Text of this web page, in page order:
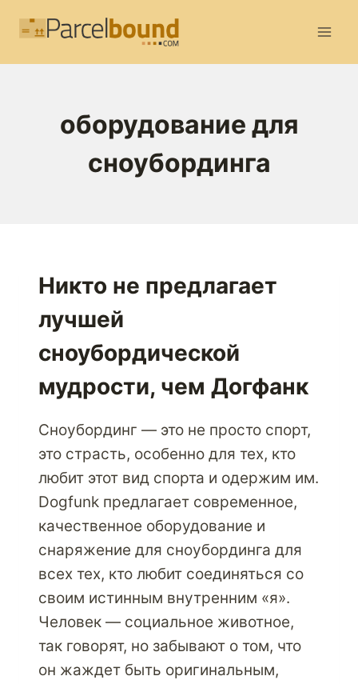
оборудование для
сноубординга
Никто не предлагает
лучшей
сноубордической
мудрости, чем Догфанк
Сноубординг — это не просто спорт,
это страсть, особенно для тех, кто
любит этот вид спорта и одержим им.
Dogfunk предлагает современное,
качественное оборудование и
снаряжение для сноубординга для
всех тех, кто любит соединяться со
своим истинным внутренним «я».
Человек — социальное животное,
так говорят, но забывают о том, что
он жаждет быть оригинальным,